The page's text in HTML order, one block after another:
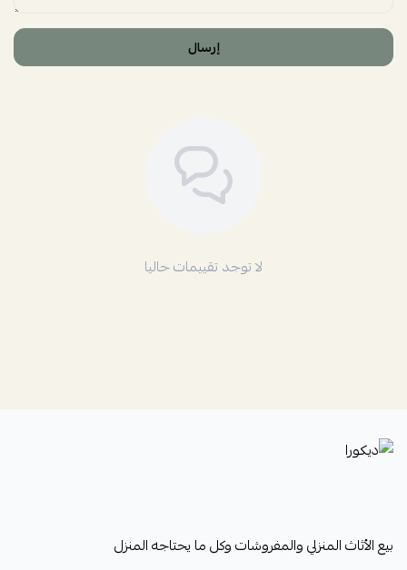
إرسال
لا توجد تقييمات حاليا
ديكورا
بيع الأثاث المنزلي والمفروشات وكل ما يحتاجه المنزل